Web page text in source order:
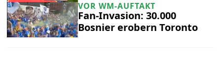
VOR WM-AUFTAKT
Fan-Invasion: 30.000
Bosnier erobern Toronto